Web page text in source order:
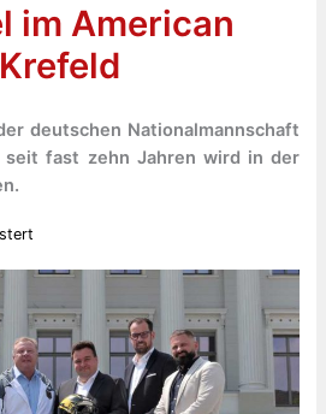
im American
deutschen Nationalmannschaft
seit fast zehn Jahren wird in der